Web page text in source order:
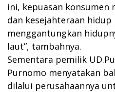
ini, kepuasan konsumen
dan kesejahteraan hidup
menggantungkan
laut”, tambahnya.
Sementara pemilik
Purnomo menyatakan
dilalui perusahaannya